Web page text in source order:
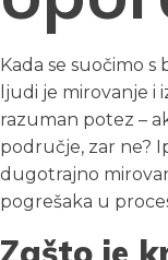
Kada se suočimo
ljudi je mirovanje i
razuman potez –
područje, zar ne?
dugotrajno
pogrešaka u